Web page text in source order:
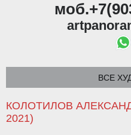
ВСЕ
КОЛОТИЛОВ
2021)